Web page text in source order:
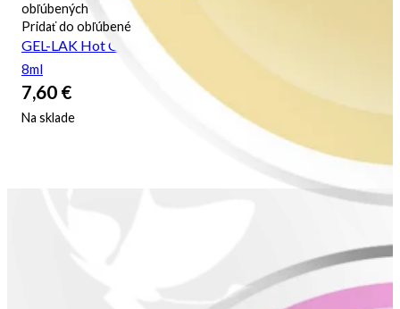
obľúbených
Pridať do obľúbené
GEL-LAK Hot Gossip
8ml
7,60 €
Na sklade